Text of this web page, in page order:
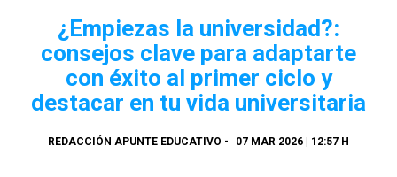
¿Empiezas la universidad?:
consejos clave para adaptarte
con éxito al primer ciclo y
destacar en tu vida universitaria
REDACCIÓN APUNTE EDUCATIVO - 07 MAR 2026 | 12:57 H